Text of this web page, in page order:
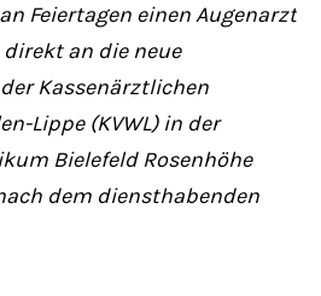
sit amet, consectetuer
Feiertagen einen Augenarzt
an die neue
Kassenärztlichen
Lippe (KVWL) in der
Bielefeld Rosenhöhe
dem diensthabenden